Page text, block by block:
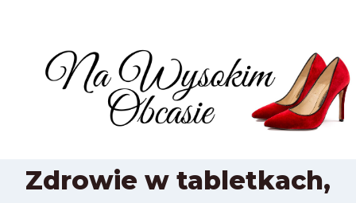
Zdrowie w tabletkach,